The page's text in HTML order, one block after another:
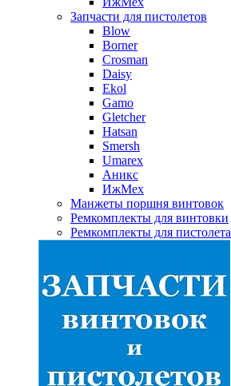
Запчасти для пистолетов
Blow
Borner
Crosman
Daisy
Ekol
Gamo
Gletcher
Hatsan
Smersh
Umarex
Аникс
ИжМех
Манжеты поршня винтовок
Ремкомплекты для винтовки
Ремкомплекты для пистолета